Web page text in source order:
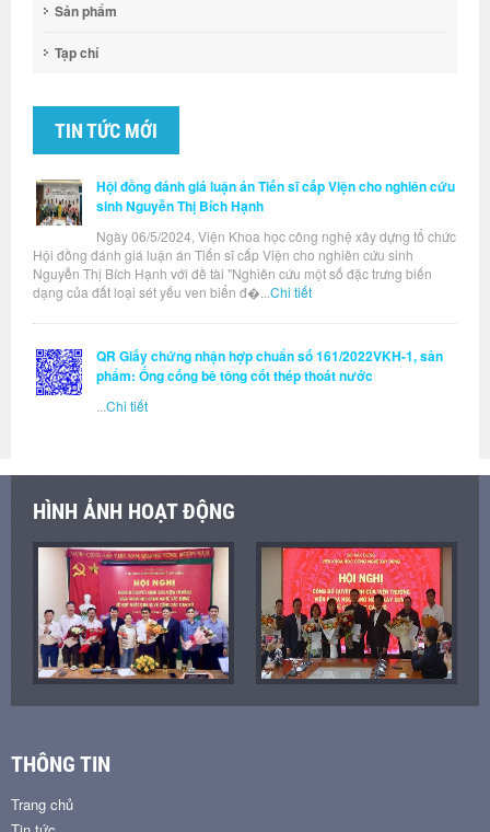
Sản phẩm
Tạp chí
TIN TỨC MỚI
Hội đồng đánh giá luận án Tiến sĩ cấp Viện cho nghiên cứu
sinh Nguyễn Thị Bích Hạnh
Ngày 06/5/2024, Viện Khoa học công nghệ xây dựng tổ chức
Hội đồng đánh giá luận án Tiến sĩ cấp Viện cho nghiên cứu sinh
Nguyễn Thị Bích Hạnh với đề tài "Nghiên cứu một số đặc trưng biến
dạng của đất loại sét yếu ven biển đ�... Chi tiết
QR Giấy chứng nhận hợp chuẩn số 161/2022VKH-1, sản
phẩm: Ống cống bê tông cốt thép thoát nước
Chi tiết
HÌNH ẢNH HOẠT ĐỘNG
THÔNG TIN
Trang chủ